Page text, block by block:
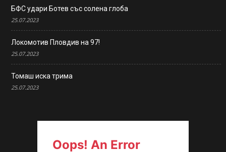
БФС удари Ботев със солена глоба
25.07.2023
Локомотив Пловдив на 97!
25.07.2023
Томаш иска трима
25.07.2023